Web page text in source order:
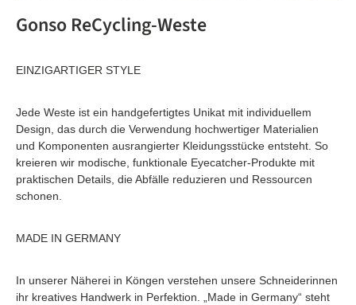
Gonso ReCycling-Weste
EINZIGARTIGER STYLE
Jede Weste ist ein handgefertigtes Unikat mit individuellem
Design, das durch die Verwendung hochwertiger Materialien
und Komponenten ausrangierter Kleidungsstücke entsteht. So
kreieren wir modische, funktionale Eyecatcher-Produkte mit
praktischen Details, die Abfälle reduzieren und Ressourcen
schonen.
MADE IN GERMANY
In unserer Näherei in Köngen verstehen unsere Schneiderinnen
ihr kreatives Handwerk in Perfektion. „Made in Germany“ steht